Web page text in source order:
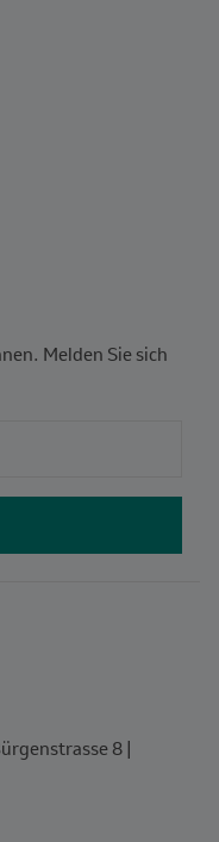
Melden Sie sich
8 |